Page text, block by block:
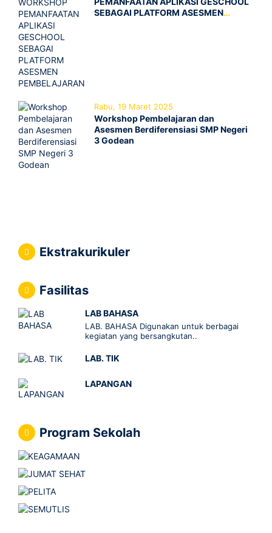
SEBAGAI PLATFORM ASESMEN
Rabu, 19 Maret 2025
Workshop Pembelajaran dan
Asesmen Berdiferensiasi SMP Negeri
3 Godean
Ekstrakurikuler
Fasilitas
LAB BAHASA
LAB. BAHASA Digunakan untuk berbagai
kegiatan yang bersangkutan..
LAB. TIK
LAPANGAN
Program Sekolah